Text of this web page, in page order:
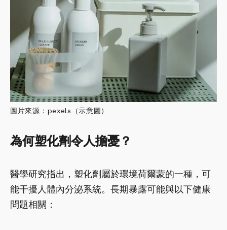
圖片來源：pexels（示意圖）
為何塑化劑令人擔憂？
醫學研究指出，塑化劑屬於環境荷爾蒙的一種，可
能干擾人體內分泌系統。長期暴露可能與以下健康
問題相關：